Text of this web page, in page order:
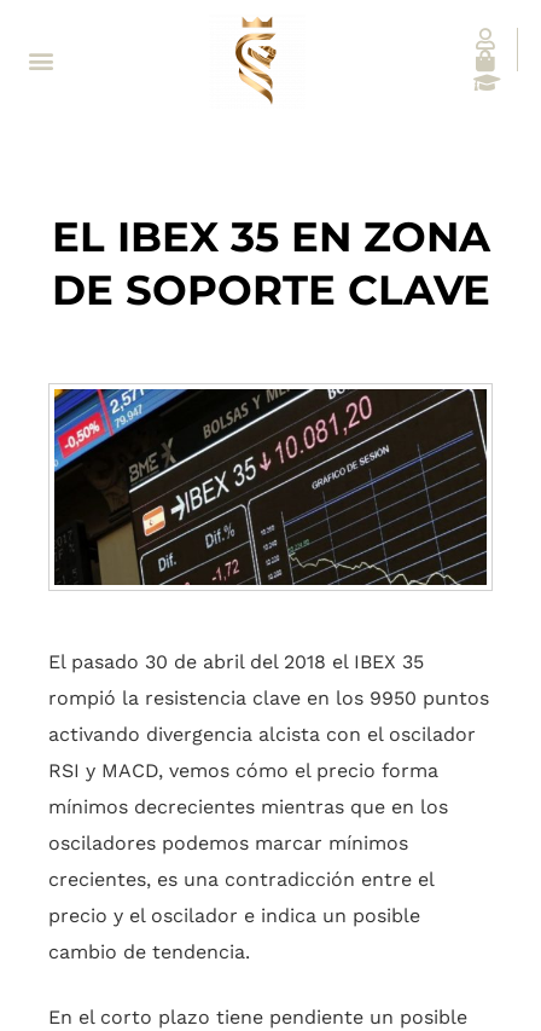
EL IBEX 35 EN ZONA
DE SOPORTE CLAVE
El pasado 30 de abril del 2018 el IBEX 35
rompió la resistencia clave en los 9950 puntos
activando divergencia alcista con el oscilador
RSI y MACD, vemos cómo el precio forma
mínimos decrecientes mientras que en los
osciladores podemos marcar mínimos
crecientes, es una contradicción entre el
precio y el oscilador e indica un posible
cambio de tendencia.
En el corto plazo tiene pendiente un posible